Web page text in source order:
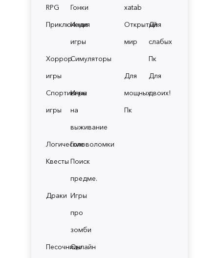
RPG
Гонки
Приключения
Инди
игры
Хоррор
игры
Симуляторы
Спортивные
игры
Игры
на
выживание
ЛогическиеГоловоломки
Квесты Поиск
предме.
Драки Игры
про
зомби
ПесочницыОнлайн
xatab
Открытый
мир
Для
слабых
Пк
Для
мощных
Пк
Для
двоих!